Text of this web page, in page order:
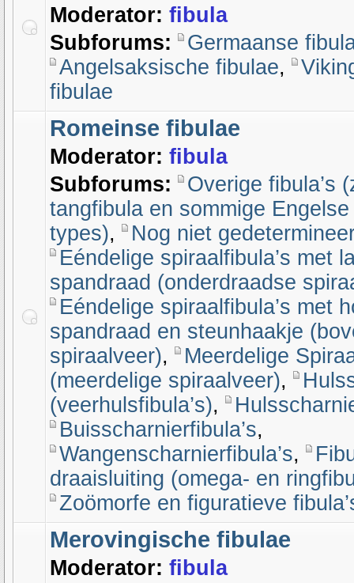
Moderator: fibula
Subforums:
Germaanse
Angelsaksische fibulae,
fibulae
Romeinse fibulae
Moderator: fibula
Subforums:
Overige fibula’s
tangfibula en sommige
types),
Nog niet
Eéndelige spiraalfibula’s met
spandraad (onderdraadse
Eéndelige spiraalfibula’s met
spandraad en steunhaakje
spiraalveer),
Meerdelige
(meerdelige spiraalveer),
(veerhulsfibula’s),
Buisscharnierfibula’s,
Wangenscharnierfibula’s,
draaisluiting (omega- en
Zoömorfe en figuratieve
Merovingische fibulae
Moderator: fibula